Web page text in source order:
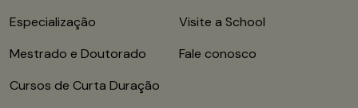
Especialização
Mestrado e Doutorado
Cursos de Curta Duração
Visite a School
Fale conosco